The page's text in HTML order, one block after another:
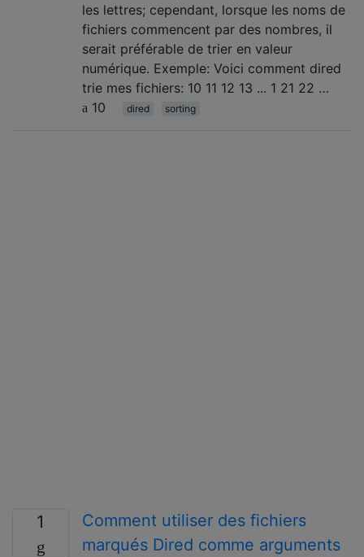
les lettres; cependant, lorsque les noms de
fichiers commencent par des nombres, il
serait préférable de trier en valeur
numérique. Exemple: Voici comment dired
trie mes fichiers: 10 11 12 13 ... 1 21 22 …
10
dired sorting
1
Comment utiliser des fichiers
marqués Dired comme arguments